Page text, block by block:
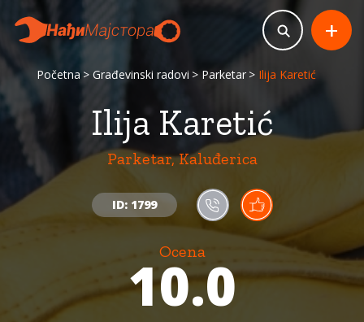
Početna Građevinski radovi Parketar Ilija Karetić
Ilija Karetić
Parketar, Kaluđerica
ID: 1799
Ocena
10.0
+